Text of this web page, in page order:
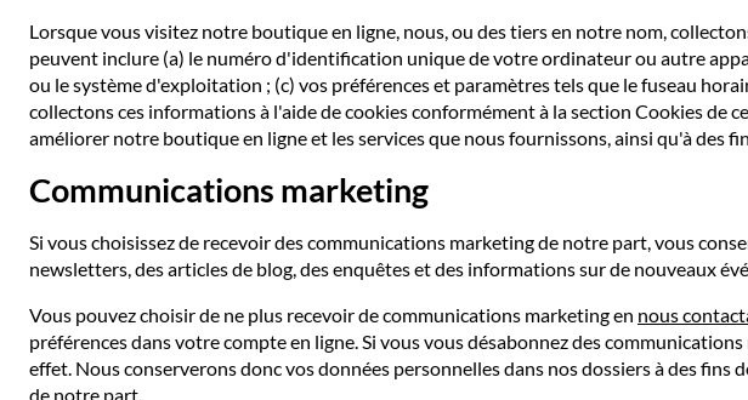
Lorsque vous visitez notre boutique en ligne, nous, ou des tiers en notre nom,
peuvent inclure (a) le numéro d'identification unique de votre ordinateur ou autre
ou le système d'exploitation ; (c) vos préférences et paramètres tels que le fuseau
collectons ces informations à l'aide de cookies conformément à la section Cookies
améliorer notre boutique en ligne et les services que nous fournissons, ainsi qu'à des
Communications marketing
Si vous choisissez de recevoir des communications marketing de notre part, vous
newsletters, des articles de blog, des enquêtes et des informations sur de nouveaux
Vous pouvez choisir de ne plus recevoir de communications marketing en nous
préférences dans votre compte en ligne. Si vous vous désabonnez des
effet. Nous conserverons donc vos données personnelles dans nos dossiers à des
de notre part.